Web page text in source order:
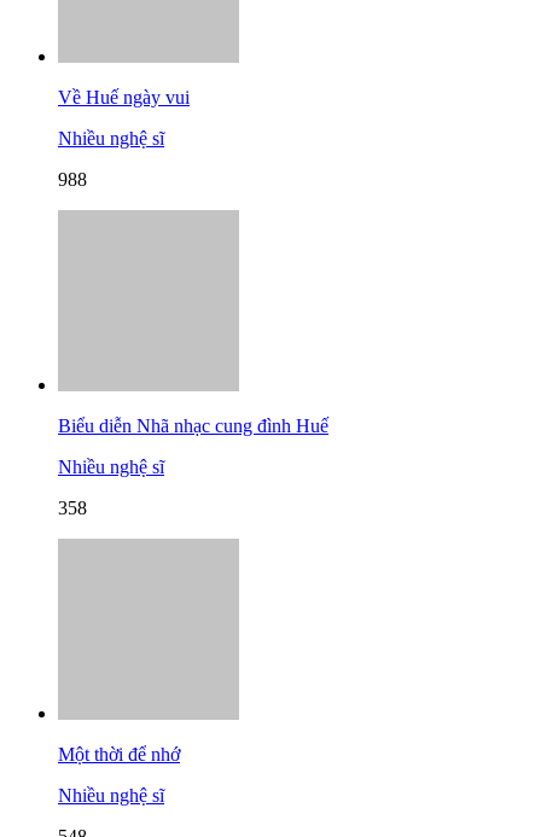
Về Huế ngày vui
Nhiều nghệ sĩ
988
Biểu diễn Nhã nhạc cung đình Huế
Nhiều nghệ sĩ
358
Một thời để nhớ
Nhiều nghệ sĩ